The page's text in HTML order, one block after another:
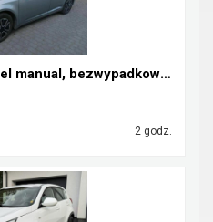
Toyota Avensis 2.0 Diesel manual, bezwypadkowa, za...
2 godz.